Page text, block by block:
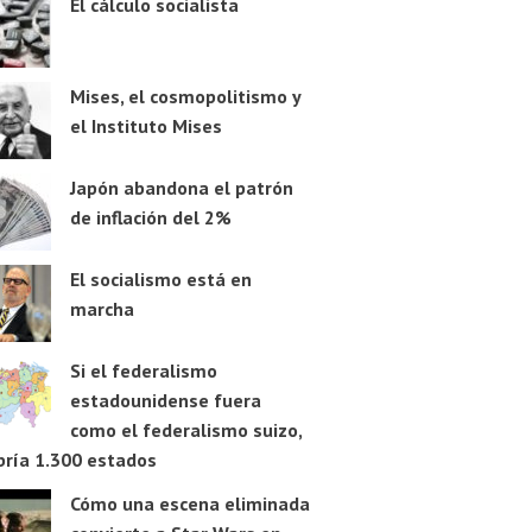
El cálculo socialista
Mises, el cosmopolitismo y
el Instituto Mises
Japón abandona el patrón
de inflación del 2%
El socialismo está en
marcha
Si el federalismo
estadounidense fuera
como el federalismo suizo,
1.300 estados
Cómo una escena eliminada